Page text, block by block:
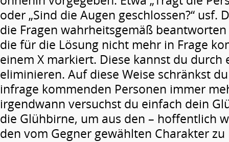
oder „Sind die Augen geschlossen?“ usf.
die Fragen wahrheitsgemäß
die für die Lösung nicht mehr in Frage
einem X markiert. Diese kannst du durch
eliminieren. Auf diese Weise schränkst
infrage kommenden Personen immer
irgendwann versuchst du einfach dein
die Glühbirne, um aus den – hoffentlich
den vom Gegner gewählten Charakter